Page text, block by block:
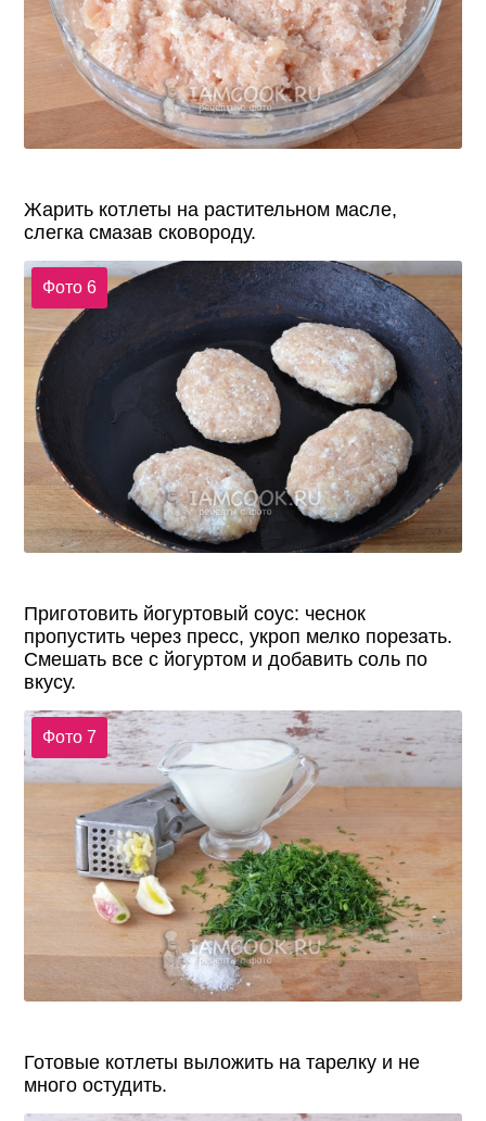
Жарить котлеты на растительном масле,
слегка смазав сковороду.
Фото 6
Приготовить йогуртовый соус: чеснок
пропустить через пресс, укроп мелко порезать.
Смешать все с йогуртом и добавить соль по
вкусу.
Фото 7
Готовые котлеты выложить на тарелку и не
много остудить.